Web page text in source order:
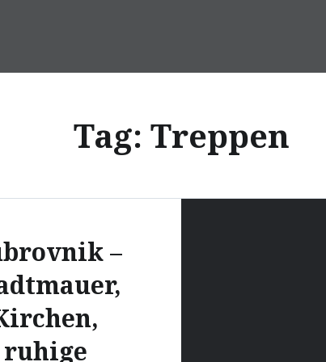
Tag: Treppen
–
ruhige